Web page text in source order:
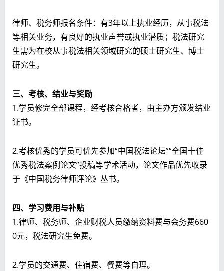
律师、税务师报名条件：有3年以上执业经历，从事税法
等相关业务，有良好的执业声誉或执业潜质；税法研究
生需为在校从事税法相关领域研究的硕士研究生、博士
研究生。
三、考核、结业与奖励
1.学员修完全部课程，经考核合格者，由主办方颁发结业
证书。
2.考核优秀的学员可优先参加“中国税法论坛”“全国十佳
优秀税法案例论文”投稿等学术活动，论文作品优先收录
于《中国税务律师评论》丛书。
四、学习费用与补贴
1.律师、税务师、企业财税人员缴纳资料费与会务费660
0元，税法研究生免费。
2.学员的交通费、住宿费、餐费等自理。